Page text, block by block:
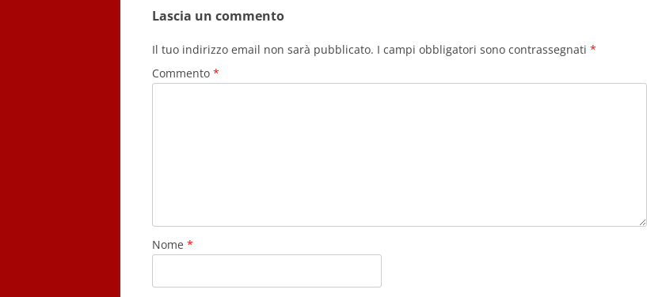
Lascia un commento
Il tuo indirizzo email non sarà pubblicato. I campi obbligatori sono contrassegnati *
Commento *
Nome *